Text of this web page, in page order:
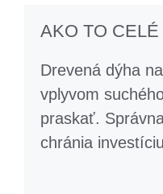
AKO TO
Drevená dýha
vplyvom
praskať.
chránia